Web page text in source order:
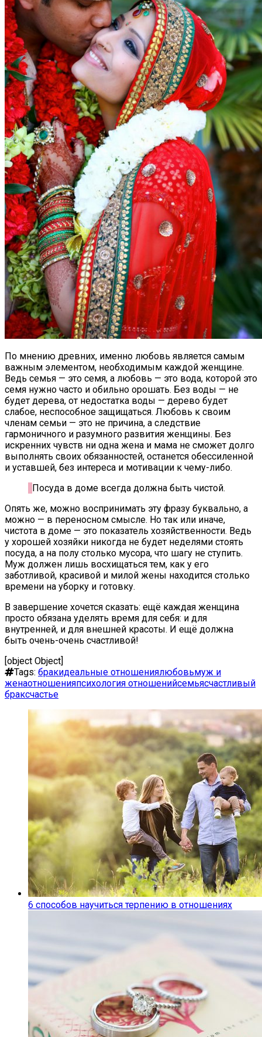
По мнению древних, именно любовь является самым
важным элементом, необходимым каждой женщине.
Ведь семья — это семя, а любовь — это вода, которой это
семя нужно часто и обильно орошать. Без воды — не
будет дерева, от недостатка воды — дерево будет
слабое, неспособное защищаться. Любовь к своим
членам семьи — это не причина, а следствие
гармоничного и разумного развития женщины. Без
искренних чувств ни одна жена и мама не сможет долго
выполнять своих обязанностей, останется обессиленной
и уставшей, без интереса и мотивации к чему-либо.
Посуда в доме всегда должна быть чистой.
Опять же, можно воспринимать эту фразу буквально, а
можно — в переносном смысле. Но так или иначе,
чистота в доме — это показатель хозяйственности. Ведь
у хорошей хозяйки никогда не будет неделями стоять
посуда, а на полу столько мусора, что шагу не ступить.
Муж должен лишь восхищаться тем, как у его
заботливой, красивой и милой жены находится столько
времени на уборку и готовку.
В завершение хочется сказать: ещё каждая женщина
просто обязана уделять время для себя: и для
внутренней, и для внешней красоты. И ещё должна
быть очень-очень счастливой!
[object Object]
Tags: бракидеальные отношениялюбовьмуж и
женаотношенияпсихология отношенийсемьясчастливый
браксчастье
6 способов научиться терпению в отношениях